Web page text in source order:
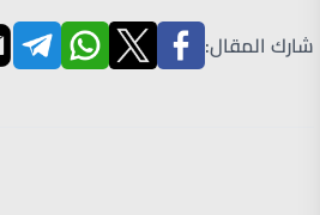
شارك المقال: